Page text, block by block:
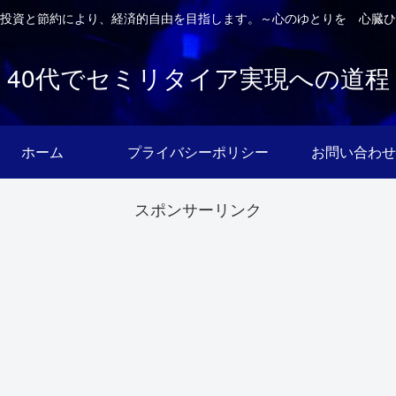
資と節約により、経済的自由を目指します。～心のゆとりを 心臓
40代でセミリタイア実現への道程
ホーム プライバシーポリシー お問い合わせ
スポンサーリンク